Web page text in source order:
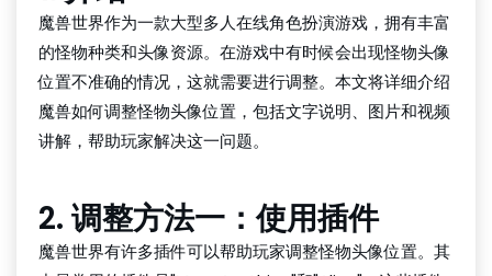
魔兽世界作为一款大型多人在线角色扮演游戏，拥有丰富
的怪物种类和头像资源。在游戏中有时候会出现怪物头像
位置不准确的情况，这就需要进行调整。本文将详细介绍
魔兽如何调整怪物头像位置，包括文字说明、图片和视频
讲解，帮助玩家解决这一问题。
2. 调整方法一：使用插件
魔兽世界有许多插件可以帮助玩家调整怪物头像位置。其